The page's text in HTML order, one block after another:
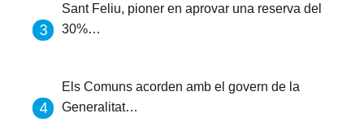
Sant Feliu, pioner en aprovar una reserva del
30%…
Els Comuns acorden amb el govern de la
Generalitat…